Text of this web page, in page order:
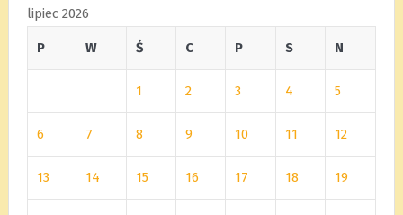
lipiec 2026
P W Ś C P S N
1 2 3 4 5
6 7 8 9 10 11 12
13 14 15 16 17 18 19